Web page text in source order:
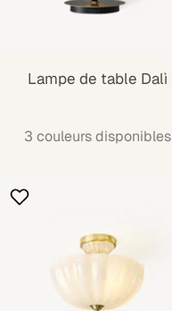
Lampe de table Dalì
3 couleurs disponibles